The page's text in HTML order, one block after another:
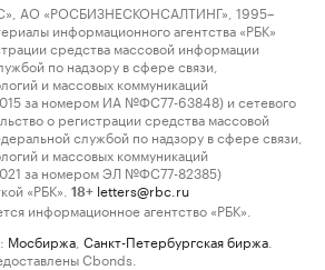
АО «РОСБИЗНЕСКОНСАЛТИНГ», 1995–
информационного агентства «РБК»
средства массовой информации
по надзору в сфере связи,
и массовых коммуникаций
за номером ИА №ФС77-63848) и сетевого
о регистрации средства массовой
службой по надзору в сфере связи,
и массовых коммуникаций
за номером ЭЛ №ФС77-82385)
«РБК».
18+ letters@rbc.ru
информационное агентство «РБК».
Мосбиржа Санкт-Петербургская биржа
Cbonds.